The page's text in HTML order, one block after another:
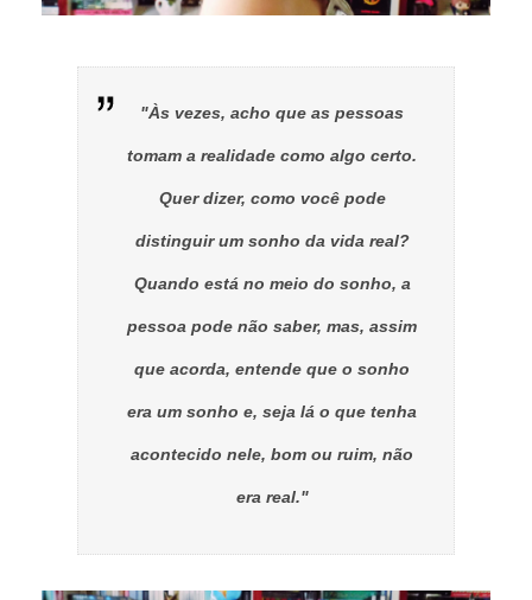
"Às vezes, acho que as pessoas
tomam a realidade como algo certo.
Quer dizer, como você pode
distinguir um sonho da vida real?
Quando está no meio do sonho, a
pessoa pode não saber, mas, assim
que acorda, entende que o sonho
era um sonho e, seja lá o que tenha
acontecido nele, bom ou ruim, não
era real."